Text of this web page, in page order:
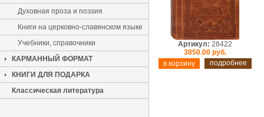
Духовная проза и поэзия
Книги на церковно-славянском языке
Учебники, справочники
КАРМАННЫЙ ФОРМАТ
КНИГИ ДЛЯ ПОДАРКА
Классическая литература
Артикул: 28422
3850.00 руб.
подробнее